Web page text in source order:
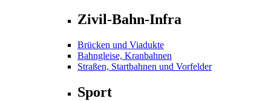
Zivil-Bahn-Infra
Brücken und Viadukte
Bahngleise, Kranbahnen
Straßen, Startbahnen und Vorfelder
Sport